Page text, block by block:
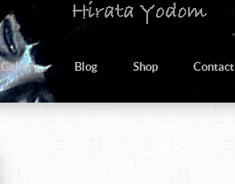
Gallery Blog Shop Contact